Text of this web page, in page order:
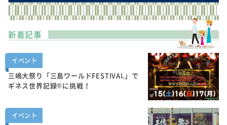
新着記事
イベント
三嶋大祭り「三島ワールドFESTIVAL」で
ギネス世界記録®に挑戦！
イベント